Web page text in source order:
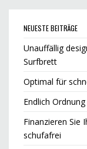
NEUESTE BEITRÄGE
Unauffällig
Surfbrett
Optimal für
Endlich
Finanzieren Sie
schufafrei